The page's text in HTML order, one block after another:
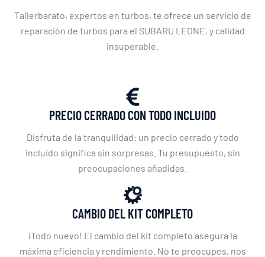
Tallerbarato, expertos en turbos, te ofrece un servicio de
reparación de turbos para el SUBARU LEONE, y calidad
insuperable.
PRECIO CERRADO CON TODO INCLUIDO
Disfruta de la tranquilidad: un precio cerrado y todo
incluido significa sin sorpresas. Tu presupuesto, sin
preocupaciones añadidas.
CAMBIO DEL KIT COMPLETO
¡Todo nuevo! El cambio del kit completo asegura la
máxima eficiencia y rendimiento. No te preocupes, nos